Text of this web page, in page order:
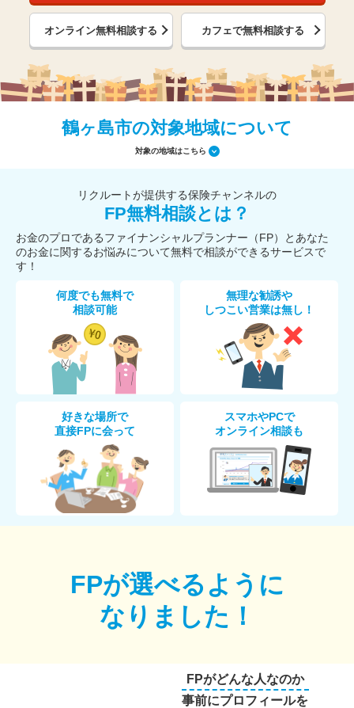
オンライン無料相談する カフェで無料相談する
鶴ヶ島市の対象地域について
対象の地域はこちら
リクルートが提供する保険チャンネルの
FP無料相談とは？
お金のプロであるファイナンシャルプランナー（FP）とあなた
のお金に関するお悩みについて無料で相談ができるサービスで
す！
何度でも無料で
相談可能
無理な勧誘や
しつこい営業は無し！
好きな場所で
直接FPに会って
スマホやPCで
オンライン相談も
FPが選べるように
なりました！
FPがどんな人なのか
事前にプロフィールを